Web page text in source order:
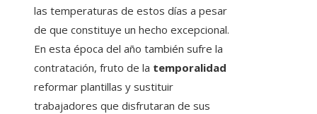
las temperaturas de estos días a pesar
de que constituye un hecho excepcional.
En esta época del año también sufre la
contratación, fruto de la temporalidad
reformar plantillas y sustituir
trabajadores que disfrutaran de sus